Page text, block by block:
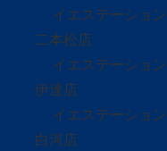
イエステーション
二本松店
イエステーション
伊達店
イエステーション
白河店